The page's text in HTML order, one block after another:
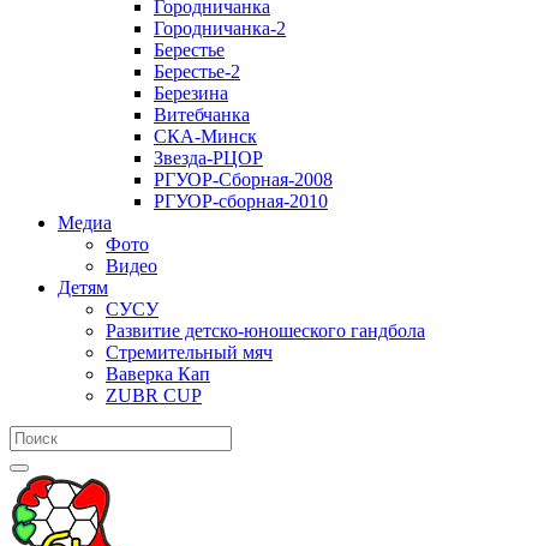
Городничанка
Городничанка-2
Берестье
Берестье-2
Березина
Витебчанка
СКА-Минск
Звезда-РЦОР
РГУОР-Сборная-2008
РГУОР-сборная-2010
Медиа
Фото
Видео
Детям
СУСУ
Развитие детско-юношеского гандбола
Стремительный мяч
Ваверка Кап
ZUBR CUP